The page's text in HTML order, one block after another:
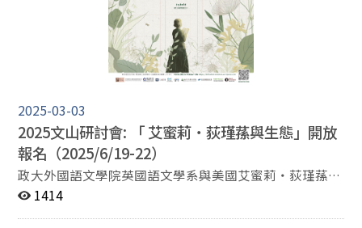
2025-03-03
2025文山研討會: 「 艾蜜莉 ・荻瑾蓀與生態」開放
報名（2025/6/19-22）
政大外國語文學院英國語文學系與美國艾蜜莉・荻瑾蓀國
際協會( EDIS)將於今年六月聯合舉行國際學術研討會，主
1414